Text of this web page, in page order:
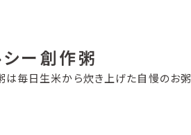
ー創作粥
は毎日生米から炊き上げた自慢のお粥